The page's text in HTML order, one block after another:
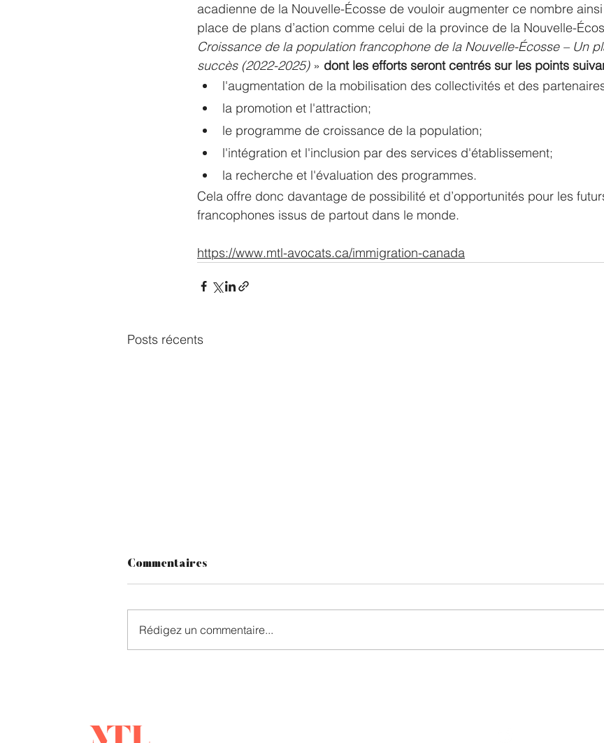
acadienne de la Nouvelle-Écosse de vouloir augmenter ce nombre
place de plans d’action comme celui de la province de la Nouvelle-
Croissance de la population francophone de la Nouvelle-Écosse – Un
succès (2022-2025) » dont les efforts seront centrés sur les points
l'augmentation de la mobilisation des collectivités et des
la promotion et l'attraction;
le programme de croissance de la population;
l'intégration et l'inclusion par des services d'établissement;
la recherche et l'évaluation des programmes.
Cela offre donc davantage de possibilité et d’opportunités pour les
francophones issus de partout dans le monde.
https://www.mtl-avocats.ca/immigration-canada
Posts récents
Commentaires
Rédigez un commentaire...